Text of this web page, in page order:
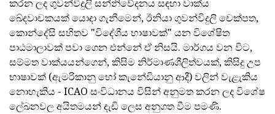
කරන ලද ගුවන්විදුලි සන්නිවේදනය සඳහා වාක්ය
ඛේදවාචකයක් යොදා ගැනීමෙන්, ඊනියා ගුවන්විදුලි චෙක්පත,
කොන්දේසි සහිතව "විදේශීය භාෂාවක්" යන විශේෂිත
පාඨමාලාවක් පවා ගෙන එන්නේ ඒ නිසයි. මාර්ගය වන විට,
සම්මත වාක්යයන්ගෙන්, කිසිම නිර්මාණශීලිත්වයක්, කිසිදු උප
භාෂාවක් (ඇමරිකානු හෝ කැනේඩියානු ආදී) වලින් වැළැකිය
නොහැකිය - ICAO සංවිධානය විසින් අනුමත කරන ලද විශේෂ
ලේඛනවල අයිතමයන් දැඩි ලෙස අනුගත වීම පමණි.